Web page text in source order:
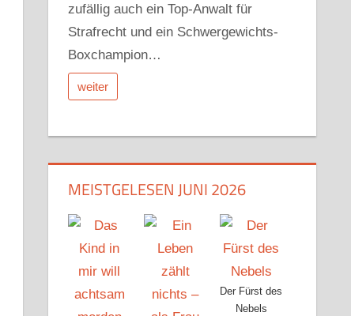
zufällig auch ein Top-Anwalt für
Strafrecht und ein Schwergewichts-
Boxchampion…
weiter
MEISTGELESEN JUNI 2026
Der Fürst des
Nebels